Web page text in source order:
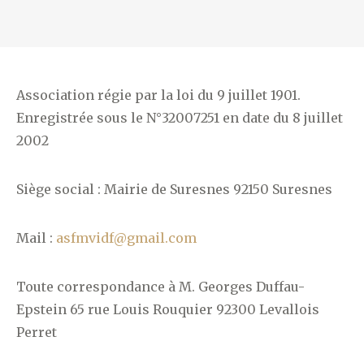
Association régie par la loi du 9 juillet 1901.
Enregistrée sous le N°32007251 en date du 8 juillet
2002
Siège social : Mairie de Suresnes 92150 Suresnes
Mail : asfmvidf@gmail.com
Toute correspondance à M. Georges Duffau-
Epstein 65 rue Louis Rouquier 92300 Levallois
Perret